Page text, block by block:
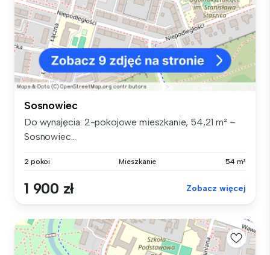
Sosnowiec
Do wynajęcia: 2-pokojowe mieszkanie, 54,21 m² –
Sosnowiec...
2 pokoi Mieszkanie 54 m²
1 900 zł Zobacz więcej